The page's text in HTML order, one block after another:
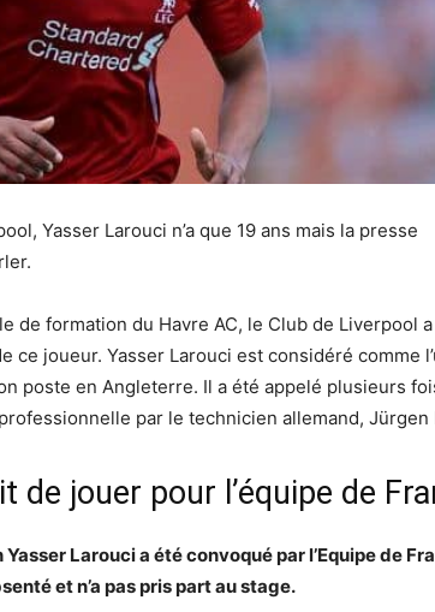
Yasser Larouci n’a que 19 ans mais la presse
de formation du Havre AC, le Club de Liverpool
ce joueur. Yasser Larouci est considéré comme
poste en Angleterre. Il a été appelé plusieurs
par le technicien allemand, Jürgen
de jouer pour l’équipe de
Larouci a été convoqué par l’Equipe de
et n’a pas pris part au stage.